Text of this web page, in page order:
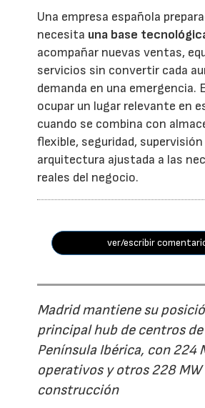
Una empresa española
necesita una base
acompañar nuevas ventas,
servicios sin convertir cada
demanda en una emergencia.
ocupar un lugar relevante en
cuando se combina con
flexible, seguridad, supervisión
arquitectura ajustada a las
reales del negocio.
ver/escribir
Madrid mantiene su
principal hub de centros
Península Ibérica, con 224
operativos y otros 228 MW
construcción